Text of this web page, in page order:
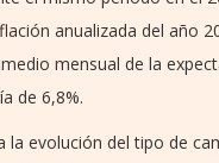
anualizada del año
mensual de la
de 6,8%.
la evolución del tipo de